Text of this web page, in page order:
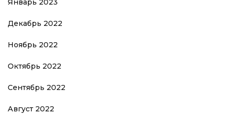
Декабрь 2022
Ноябрь 2022
Октябрь 2022
Сентябрь 2022
Август 2022